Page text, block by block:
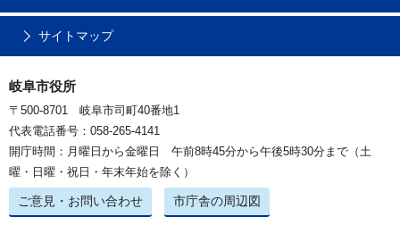
サイトマップ
岐阜市役所
〒500-8701 岐阜市司町40番地1
代表電話番号：058-265-4141
開庁時間：月曜日から金曜日 午前8時45分から午後5時30分まで（土
曜・日曜・祝日・年末年始を除く）
ご意見・お問い合わせ 市庁舎の周辺図